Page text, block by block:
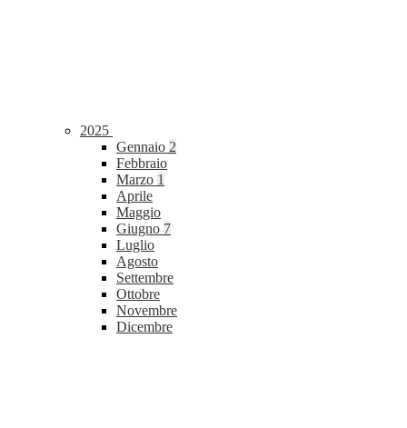
2025
Gennaio 2
Febbraio
Marzo 1
Aprile
Maggio
Giugno 7
Luglio
Agosto
Settembre
Ottobre
Novembre
Dicembre